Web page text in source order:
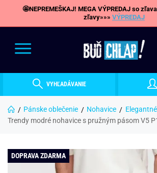
🤩NEPREMEŠKAJ! MEGA VÝPREDAJ so
zľavy»»» VÝPREDAJ
VYHĽADÁVANIE
Pánske oblečenie Nohavice
Trendy modré nohavice s pružným pásom V5
DOPRAVA ZDARMA